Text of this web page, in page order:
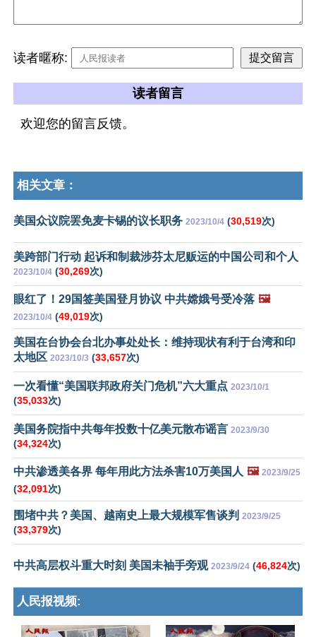
读者暱称:
读者留言
欢迎您的留言反馈。
相关文章：
美国众议院罢免麦卡锡的议长职务 2023/10/4 (30,519次)
美跨部门行动 起诉和制裁涉芬太尼贩运的中国公司和个人
2023/10/4 (30,269次)
眼红了！29国签美国登月协议 中共嫦娥号受冷落 🖼️
2023/10/4 (49,019次)
美国在台协会台北办事处处长：维持现状有利于台湾和印
太地区 2023/10/3 (33,657次)
一次看懂“美国联邦政府关门危机”六大重点 2023/10/1
(35,033次)
美国务院指中共每年投数十亿美元散布谣言 2023/9/30
(34,324次)
中共渗透美各界 每年用此方法杀害10万美国人 🖼️ 2023/9/25
(32,091次)
围堵中共？美国、越南史上最大规模军售谈判 2023/9/25
(33,379次)
中共高层权斗重大时刻 美国未袖手旁观 2023/9/24 (46,824次)
人民报视频: